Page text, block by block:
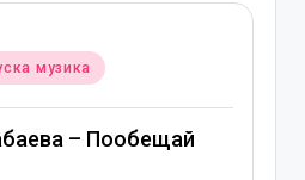
Руска музика
и Альбина Джанабаева –